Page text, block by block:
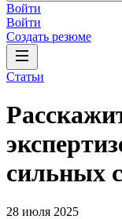
Войти
Войти
Создать резюме
Статьи
сильных
28 июля 2025